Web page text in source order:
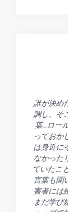
誰が決め
調し、そ
葉…ロー
っておか
は身近に
なかった
ていたこ
言葉も聞
害者には
まだ学び